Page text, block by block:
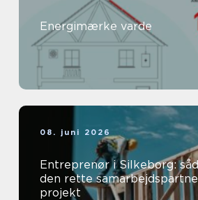
Energimærke varde
08. juni 2026
Entreprenør i Silkeborg:
den rette
projekt